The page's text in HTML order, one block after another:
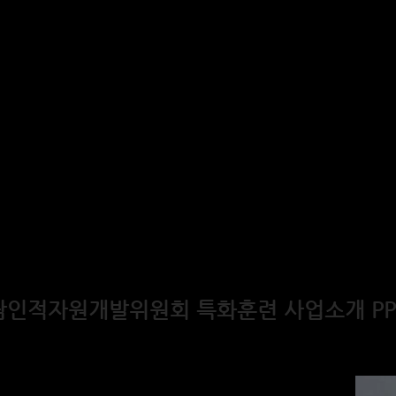
인적자원개발위원회 특화훈련 사업소개